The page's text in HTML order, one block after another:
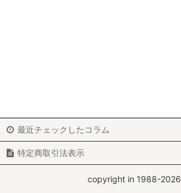
最近チェックしたコラム
特定商取引法表示
copyright in 1988-2026